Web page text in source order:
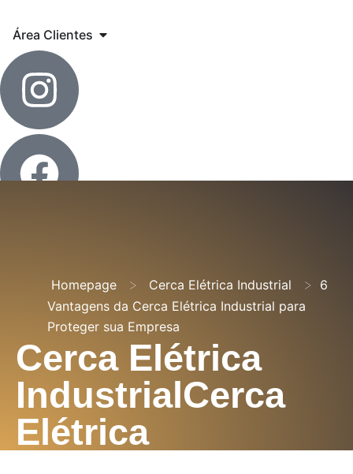
Área Clientes
Menu
Homepage > Cerca Elétrica Industrial >
6
Vantagens da Cerca Elétrica Industrial para
Proteger sua Empresa
Cerca Elétrica
IndustrialCerca
Elétrica